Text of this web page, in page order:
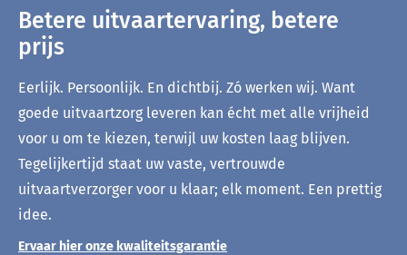
Betere uitvaartervaring, betere
prijs
Eerlijk. Persoonlijk. En dichtbij. Zó werken wij. Want
goede uitvaartzorg leveren kan écht met alle vrijheid
voor u om te kiezen, terwijl uw kosten laag blijven.
Tegelijkertijd staat uw vaste, vertrouwde
uitvaartverzorger voor u klaar; elk moment. Een prettig
idee.
Ervaar hier onze kwaliteitsgarantie